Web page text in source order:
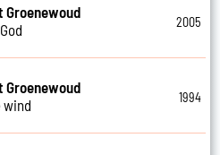
Groenewoud
2005
Groenewoud
wind
1994